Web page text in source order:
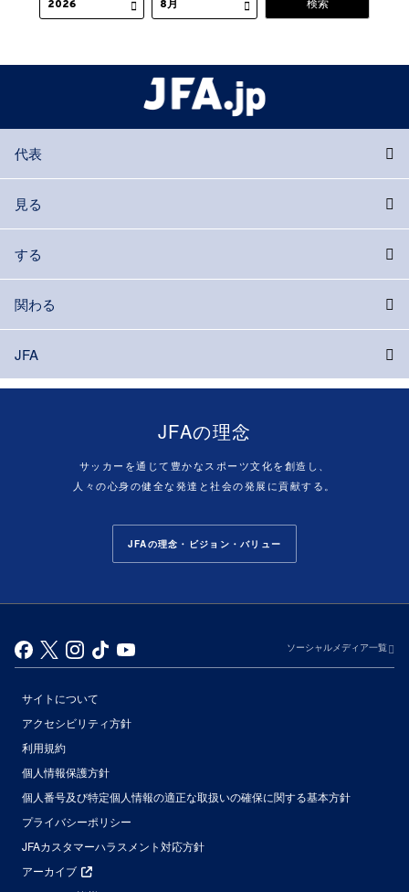
代表
見る
する
関わる
JFA
JFAの理念
サッカーを通じて豊かなスポーツ文化を創造し、
人々の心身の健全な発達と社会の発展に貢献する。
JFAの理念・ビジョン・バリュー
ソーシャルメディア一覧
サイトについて
アクセシビリティ方針
利用規約
個人情報保護方針
個人番号及び特定個人情報の適正な取扱いの確保に関する基本方針
プライバシーポリシー
JFAカスタマーハラスメント対応方針
アーカイブ